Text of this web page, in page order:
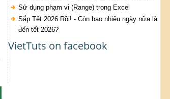
Sử dụng phạm vi (Range) trong Excel
Sắp Tết 2026 Rồi! - Còn bao nhiêu ngày nữa là
đến tết 2026?
VietTuts on facebook